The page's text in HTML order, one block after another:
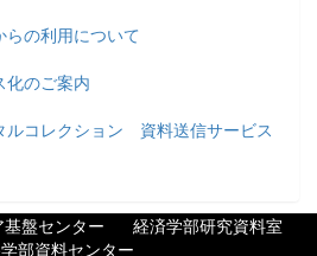
の利用について
のご案内
ルコレクション 資料送信サービス
盤センター
経済学部研究資料室
部資料センター